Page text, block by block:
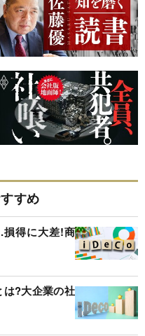
すめ
損得に大差!商
は?大企業の社